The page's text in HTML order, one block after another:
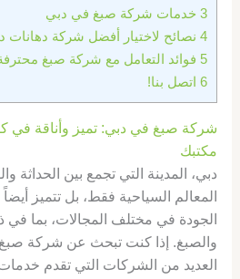
3خدمات شركة صبغ في دبي
4نصائح لاختيار أفضل شركة دهانات
5 فوائد التعامل مع شركة صبغ
6اتصل بنا!
شركة صبغ في دبي: تميز وأناقة في
مكتبك
دبي، المدينة التي تجمع بين الحداثة
المعالم السياحية فقط، بل تتميز
الجودة في مختلف المجالات، بما
والصبغ. إذا كنت تبحث عن شركة
العديد من الشركات التي تقدم